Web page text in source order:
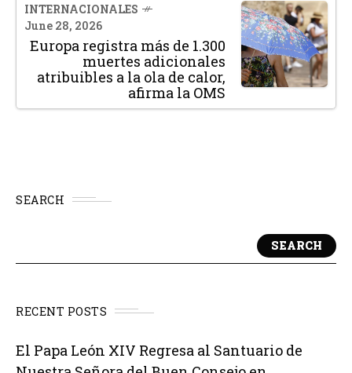
INTERNACIONALES
June 28, 2026
Europa registra más de 1.300
muertes adicionales
atribuibles a la ola de calor,
afirma la OMS
SEARCH
SEARCH
RECENT POSTS
El Papa León XIV Regresa al Santuario de